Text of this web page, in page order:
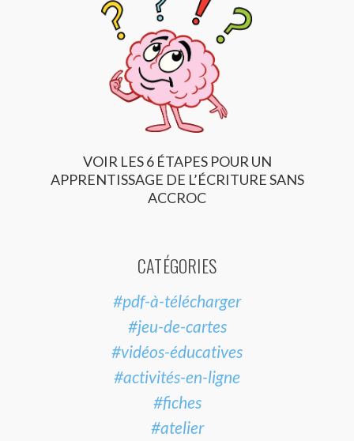
VOIR LES 6 ÉTAPES POUR UN
APPRENTISSAGE DE L’ÉCRITURE SANS
ACCROC
CATÉGORIES
#pdf-à-télécharger
#jeu-de-cartes
#vidéos-éducatives
#activités-en-ligne
#fiches
#atelier